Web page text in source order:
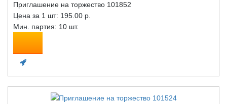
Приглашение на торжество 101852
Цена за 1 шт: 195.00 р.
Мин. партия: 10 шт.